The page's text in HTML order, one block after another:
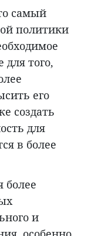
самый
политики
для того,
его
создать
для
в более
более
и